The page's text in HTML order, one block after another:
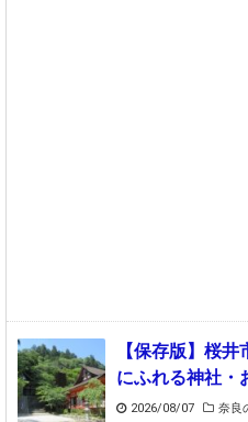
【保存版】桜
にふれる神社・
2026/08/07 奈良